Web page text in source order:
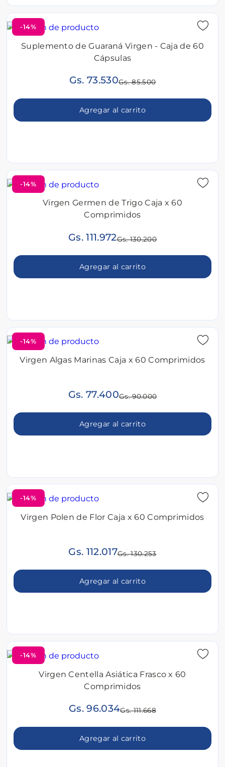
-14%
Suplemento de Guaraná Virgen - Caja de 60
Cápsulas
Gs. 73.530Gs. 85.500
Agregar al carrito
-14%
Virgen Germen de Trigo Caja x 60
Comprimidos
Gs. 111.972Gs. 130.200
Agregar al carrito
-14%
Virgen Algas Marinas Caja x 60 Comprimidos
Gs. 77.400Gs. 90.000
Agregar al carrito
-14%
Virgen Polen de Flor Caja x 60 Comprimidos
Gs. 112.017Gs. 130.253
Agregar al carrito
-14%
Virgen Centella Asiática Frasco x 60
Comprimidos
Gs. 96.034Gs. 111.668
Agregar al carrito